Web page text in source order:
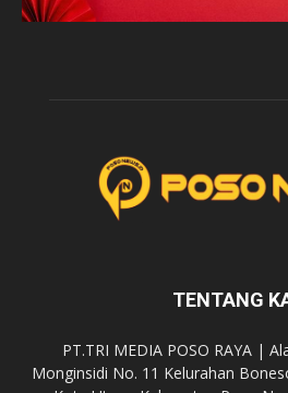
TENTANG
PT.TRI MEDIA POSO RAYA |
Monginsidi No. 11 Kelurahan